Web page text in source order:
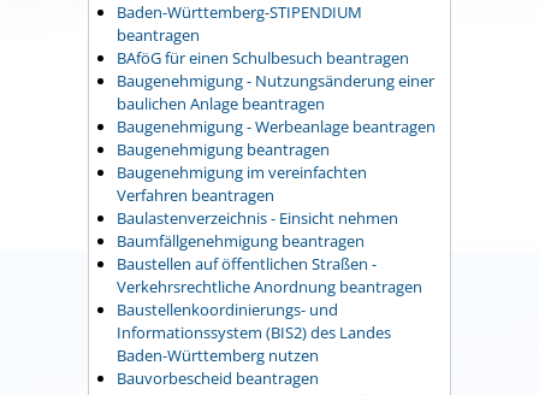
Baden-Württemberg-STIPENDIUM
beantragen
BAföG für einen Schulbesuch beantragen
Baugenehmigung - Nutzungsänderung einer
baulichen Anlage beantragen
Baugenehmigung - Werbeanlage beantragen
Baugenehmigung beantragen
Baugenehmigung im vereinfachten
Verfahren beantragen
Baulastenverzeichnis - Einsicht nehmen
Baumfällgenehmigung beantragen
Baustellen auf öffentlichen Straßen -
Verkehrsrechtliche Anordnung beantragen
Baustellenkoordinierungs- und
Informationssystem (BIS2) des Landes
Baden-Württemberg nutzen
Bauvorbescheid beantragen